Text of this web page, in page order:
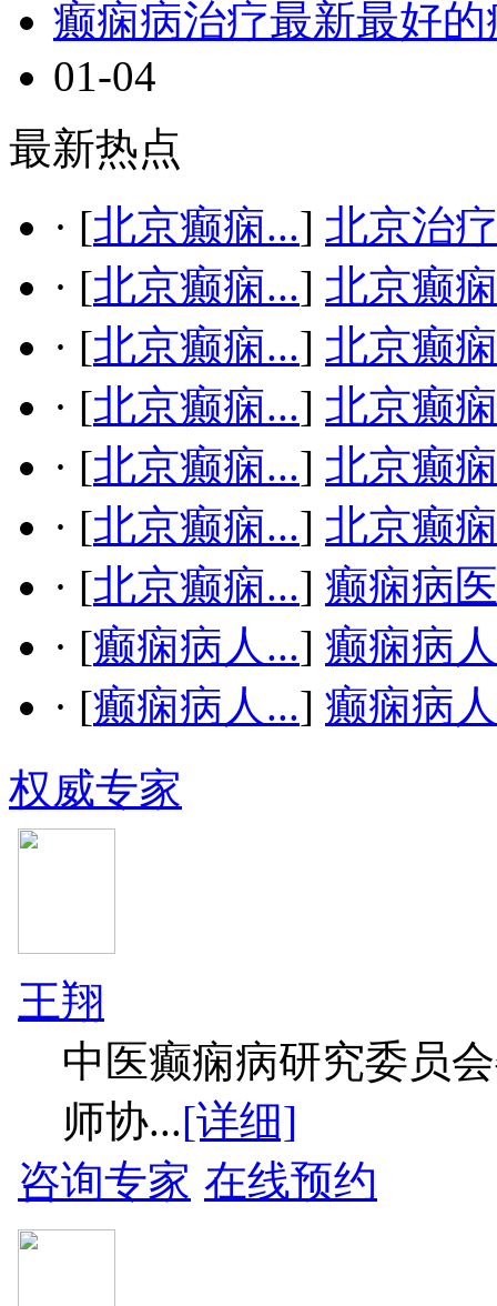
癫痫病治疗最新最好的
01-04
最新热点
· [北京癫痫...] 北京治
· [北京癫痫...] 北京癫
· [北京癫痫...] 北京癫
· [北京癫痫...] 北京癫
· [北京癫痫...] 北京癫
· [北京癫痫...] 北京癫
· [北京癫痫...] 癫痫病
· [癫痫病人...] 癫痫病
· [癫痫病人...] 癫痫病
权威专家
王翔
中医癫痫病研究委员
师协...[详细]
咨询专家 在线预约